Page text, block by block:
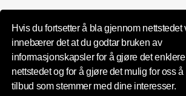
Hvis du fortsetter å bla gjennom nettstedet
innebærer det at du godtar bruken av
informasjonskapsler for å gjøre det
nettstedet og for å gjøre det mulig for oss å
tilbud som stemmer med dine interesser.
Influence
Registrer